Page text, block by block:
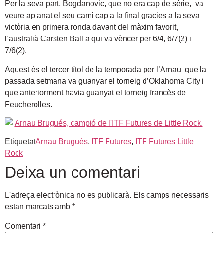
Per la seva part, Bogdanovic, que no era cap de sèrie, va
veure aplanat el seu camí cap a la final gracies a la seva
victòria en primera ronda davant del màxim favorit,
l’australià Carsten Ball a qui va vèncer per 6/4, 6/7(2) i
7/6(2).
Aquest és el tercer títol de la temporada per l’Arnau, que la
passada setmana va guanyar el torneig d’Oklahoma City i
que anteriorment havia guanyat el torneig francès de
Feucherolles.
EtiquetatArnau Brugués, ITF Futures, ITF Futures Little
Rock
Deixa un comentari
L'adreça electrònica no es publicarà. Els camps necessaris
estan marcats amb *
Comentari *